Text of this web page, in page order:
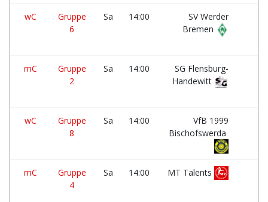
wC
Gruppe
6
Sa 14:00
SV Werder
Bremen
mC
Gruppe
2
Sa 14:00
SG Flensburg-
Handewitt
wC
Gruppe
8
Sa 14:00
VfB 1999
Bischofswerda
mC
Gruppe
4
Sa 14:00 MT Talents